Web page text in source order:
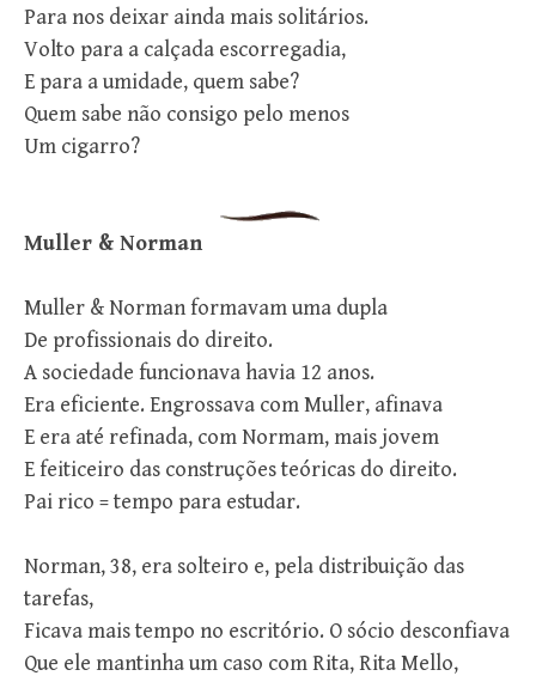
Para nos deixar ainda mais solitários.
Volto para a calçada escorregadia,
E para a umidade, quem sabe?
Quem sabe não consigo pelo menos
Um cigarro?
Muller & Norman
Muller & Norman formavam uma dupla
De profissionais do direito.
A sociedade funcionava havia 12 anos.
Era eficiente. Engrossava com Muller, afinava
E era até refinada, com Normam, mais jovem
E feiticeiro das construções teóricas do direito.
Pai rico = tempo para estudar.
Norman, 38, era solteiro e, pela distribuição das
tarefas,
Ficava mais tempo no escritório. O sócio desconfiava
Que ele mantinha um caso com Rita, Rita Mello,